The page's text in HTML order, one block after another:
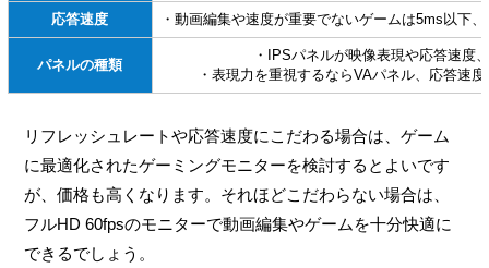
応答速度 ・動画編集や速度が重要でないゲームは5ms以下
パネルの種類
・IPSパネルが映像表現や応答速度
・表現力を重視するならVAパネル、応答速
リフレッシュレートや応答速度にこだわる場合は、ゲーム
に最適化されたゲーミングモニターを検討するとよいです
が、価格も高くなります。それほどこだわらない場合は、
フルHD 60fpsのモニターで動画編集やゲームを十分快適に
できるでしょう。